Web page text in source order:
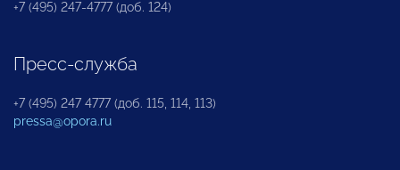
+7 (495) 247-4777 (доб. 124)
Пресс-служба
+7 (495) 247 4777 (доб. 115, 114, 113)
pressa@opora.ru